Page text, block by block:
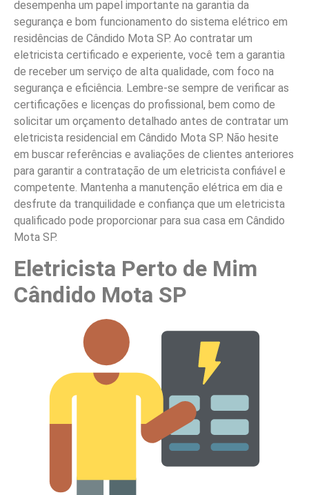
desempenha um papel importante na garantia da
segurança e bom funcionamento do sistema elétrico em
residências de Cândido Mota SP. Ao contratar um
eletricista certificado e experiente, você tem a garantia
de receber um serviço de alta qualidade, com foco na
segurança e eficiência. Lembre-se sempre de verificar as
certificações e licenças do profissional, bem como de
solicitar um orçamento detalhado antes de contratar um
eletricista residencial em Cândido Mota SP. Não hesite
em buscar referências e avaliações de clientes anteriores
para garantir a contratação de um eletricista confiável e
competente. Mantenha a manutenção elétrica em dia e
desfrute da tranquilidade e confiança que um eletricista
qualificado pode proporcionar para sua casa em Cândido
Mota SP.
Eletricista Perto de Mim
Cândido Mota SP